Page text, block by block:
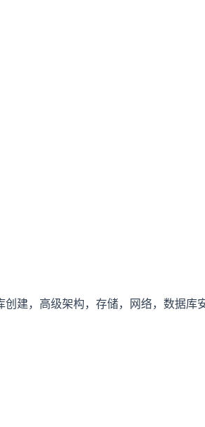
建，高级架构，存储，网络，数据库